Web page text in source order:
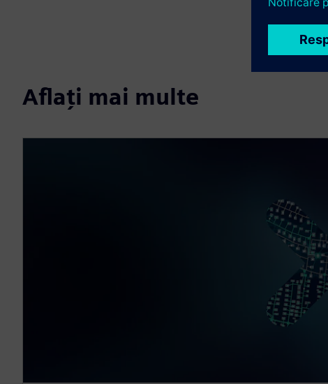
Aflați mai multe